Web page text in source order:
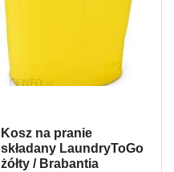
Kosz na pranie
składany LaundryToGo
żółty / Brabantia